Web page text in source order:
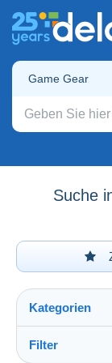
Game Gear
Suche
Kategorien
Filter